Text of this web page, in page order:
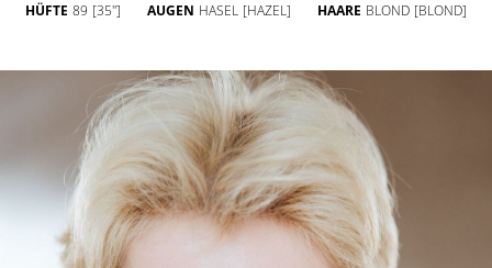
HÜFTE 89 [35''] AUGEN HASEL [HAZEL] HAARE BLOND [BLOND]